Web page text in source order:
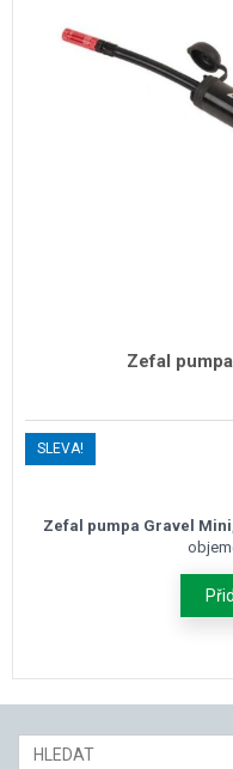
Zefal
SLEVA!
Zefal pumpa Gravel